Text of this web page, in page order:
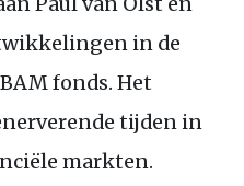
in de
fonds. Het
tijden in
markten.